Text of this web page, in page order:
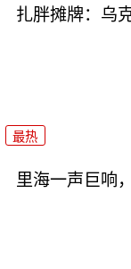
扎胖摊牌：乌
最热
里海一声巨响